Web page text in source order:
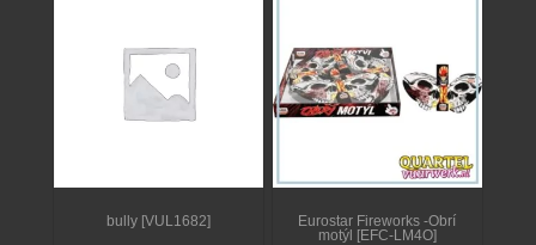
bully [VUL1682]
Eurostar Fireworks -Obrí
motýl [EFC-LM4O]